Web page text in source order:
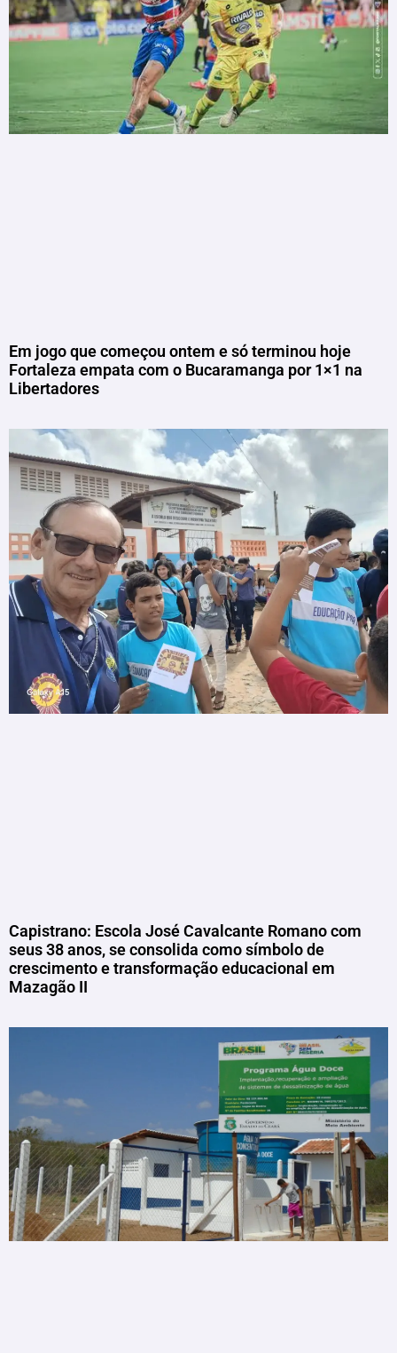
Em jogo que começou ontem e só terminou hoje
Fortaleza empata com o Bucaramanga por 1×1 na
Libertadores
Capistrano: Escola José Cavalcante Romano com
seus 38 anos, se consolida como símbolo de
crescimento e transformação educacional em
Mazagão II